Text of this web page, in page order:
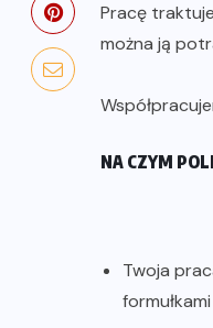
Pracę
można ją
NA CZYM
Twoja